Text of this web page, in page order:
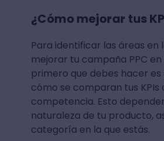
¿Cómo mejorar tus
Para identificar las áreas en
mejorar tu campaña PPC en
primero que debes hacer
cómo se comparan tus KPIs
competencia. Esto
naturaleza de tu producto,
categoría en la que estás.